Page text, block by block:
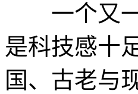
一个又一
是科技感十
国、古老与